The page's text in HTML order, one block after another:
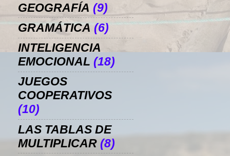
GEOGRAFÍA (9)
GRAMÁTICA (6)
INTELIGENCIA
EMOCIONAL (18)
JUEGOS
COOPERATIVOS
(10)
LAS TABLAS DE
MULTIPLICAR (8)